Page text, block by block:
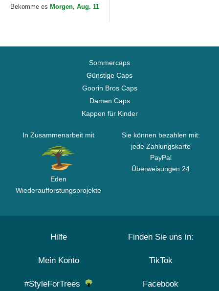
Lakers NBA von New Era
Bekomme es Morgen, Aug. 11
Sommercaps
Günstige Caps
Goorin Bros Caps
Damen Caps
Kappen für Kinder
In Zusammenarbeit mit
Eden
Wiederaufforstungsprojekte
Sie können bezahlen mit:
jede Zahlungskarte
PayPal
Überweisungen 24
Hilfe
Mein Konto
#StyleForTrees
Finden Sie uns in:
TikTok
Facebook